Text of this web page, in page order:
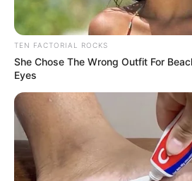
TEN FACTORIAL ROCKS
She Chose The Wrong Outfit For
Eyes